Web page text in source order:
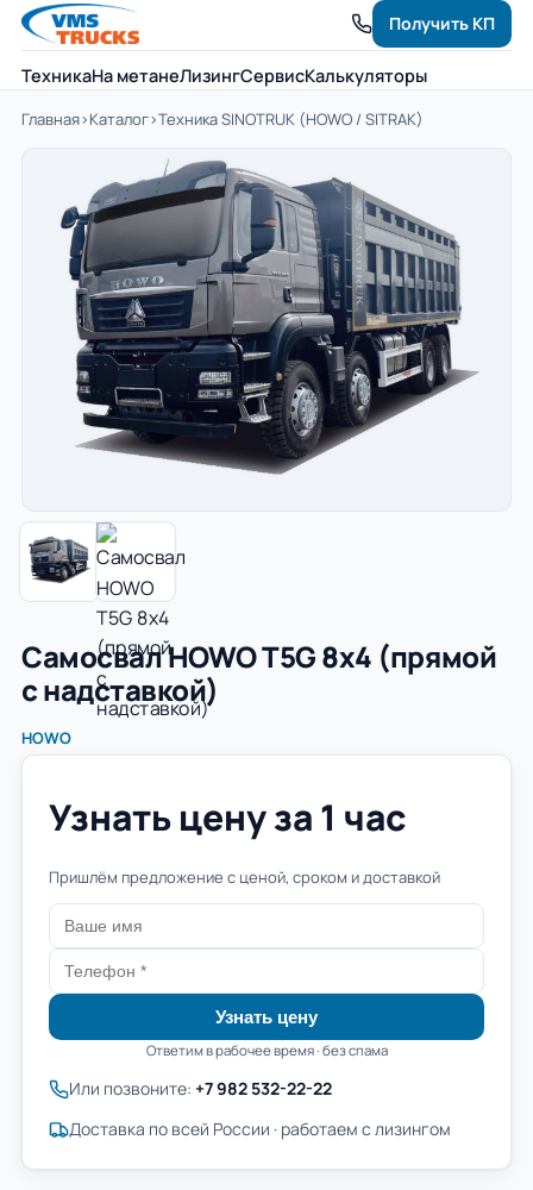
ТехникаНа метанеЛизингСервисКалькуляторы
Получить КП
Главная›Каталог›Техника SINOTRUK (HOWO / SITRAK)
Самосвал HOWO T5G 8x4 (прямой
с надставкой)
HOWO
Узнать цену за 1 час
Пришлём предложение с ценой, сроком и доставкой
Узнать цену
Ответим в рабочее время · без спама
Или позвоните: +7 982 532-22-22
Доставка по всей России · работаем с лизингом